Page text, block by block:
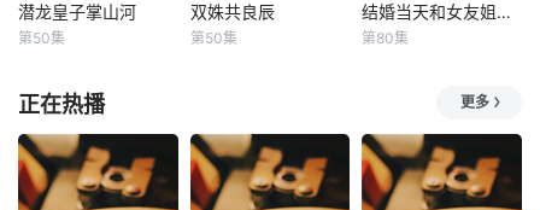
潜龙皇子掌山河
潜龙皇子掌山河
第50集
双姝共良辰
双姝共良辰
第50集
结婚当天和女友姐姐一起穿越了 结婚当天和女友姐姐一起穿越了
第80集
正在热播 更多